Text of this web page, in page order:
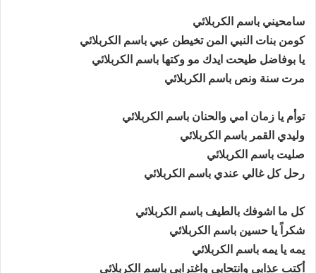
سامحيني باسم الكربلائي
كومن بنات النبي المن تخيطن عبي باسم الكربلائي
يا بوفاضل طيحت ايدك مو وكتها باسم الكربلائي
مرت سنة ونص باسم الكربلائي
توأم يا زمان امي والحنان باسم الكربلائي
وليدي القمر باسم الكربلائي
صليت باسم الكربلائي
رحل كل غالي عندي باسم الكربلائي
كل ما اشوفك بالطيف باسم الكربلائي
شكراً يا حسين باسم الكربلائي
يمه يا يمه باسم الكربلائي
أكتب عذابي وانتحابي واغترابي باسم الكربلائي